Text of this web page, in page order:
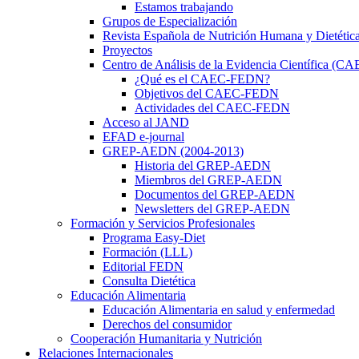
Estamos trabajando
Grupos de Especialización
Revista Española de Nutrición Humana y Dietética
Proyectos
Centro de Análisis de la Evidencia Científica
¿Qué es el CAEC-FEDN?
Objetivos del CAEC-FEDN
Actividades del CAEC-FEDN
Acceso al JAND
EFAD e-journal
GREP-AEDN (2004-2013)
Historia del GREP-AEDN
Miembros del GREP-AEDN
Documentos del GREP-AEDN
Newsletters del GREP-AEDN
Formación y Servicios Profesionales
Programa Easy-Diet
Formación (LLL)
Editorial FEDN
Consulta Dietética
Educación Alimentaria
Educación Alimentaria en salud y enfermedad
Derechos del consumidor
Cooperación Humanitaria y Nutrición
Relaciones Internacionales